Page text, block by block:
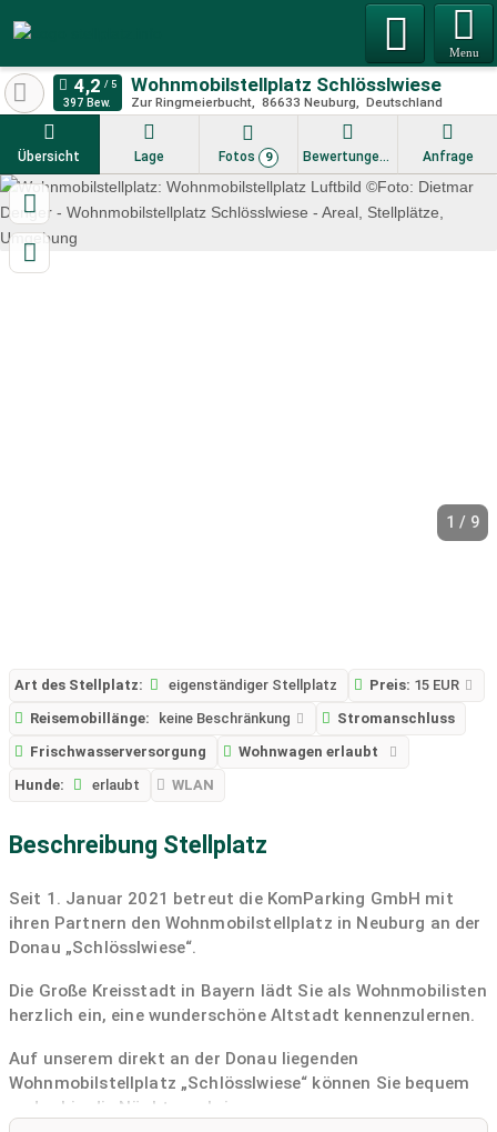
Menu
Wohnmobilstellplatz Schlösslwiese
Zur Ringmeierbucht 86633 Neuburg Deutschland
397 Bew.
Übersicht Lage Fotos 9 Bewertungen Anfrage
1 / 9
Art des Stellplatz: eigenständiger Stellplatz Preis: 15 EUR
Reisemobillänge:
keine Beschränkung
Stromanschluss
Frischwasserversorgung
Wohnwagen erlaubt
Hunde:
erlaubt WLAN
Beschreibung Stellplatz
Seit 1. Januar 2021 betreut die KomParking GmbH mit
ihren Partnern den Wohnmobilstellplatz in Neuburg an der
Donau „Schlösslwiese“.
Die Große Kreisstadt in Bayern lädt Sie als Wohnmobilisten
herzlich ein, eine wunderschöne Altstadt kennenzulernen.
Auf unserem direkt an der Donau liegenden
Wohnmobilstellplatz „Schlösslwiese“ können Sie bequem
und ruhig die Nächte verbringen.